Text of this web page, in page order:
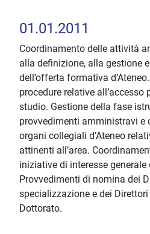
01.01.2011
Coordinamento delle attività
alla definizione, alla gestione
dell’offerta formativa
procedure relative
studio. Gestione della fase
provvedimenti amministravi e
organi collegiali d’Ateneo
attinenti all’area.
iniziative di interesse
Provvedimenti di nomina dei
specializzazione e dei
Dottorato.